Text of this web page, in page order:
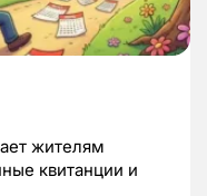
жителям
квитанции и